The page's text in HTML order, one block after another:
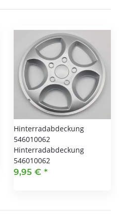
Hinterradabdeckung
546010062
Hinterradabdeckung
546010062
9,95 € *